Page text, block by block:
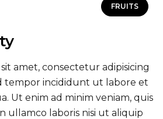
FRUITS
amet, consectetur adipisicing
tempor incididunt ut labore et
Ut enim ad minim veniam, quis
ullamco laboris nisi ut aliquip